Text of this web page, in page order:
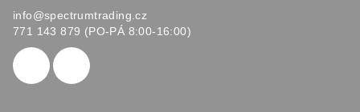
info@spectrumtrading.cz
771 143 879 (PO-PÁ 8:00-16:00)